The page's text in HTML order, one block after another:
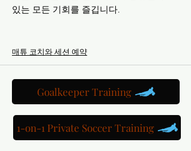
있는 모든 기회를 즐깁니다.
매튜 코치와 세션 예약
Goalkeeper Training
1-on-1 Private Soccer Training